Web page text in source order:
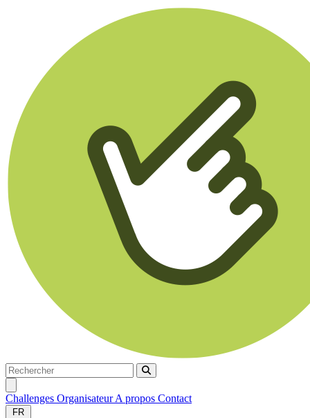
Rechercher
Rechercher
Challenges OrganisateurA propos Contact
FR